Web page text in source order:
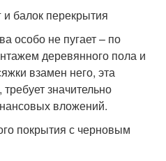
и балок перекрытия
особо не пугает – по
деревянного пола и
взамен него, эта
значительно
вложений.
покрытия с черновым